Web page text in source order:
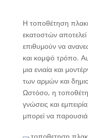
Η τοποθέτηση
εκατοστών
επιθυμούν να
και κομψό τρόπο.
μια ενιαία και
των αρμών και
Ωστόσο, η
γνώσεις και
μπορεί να